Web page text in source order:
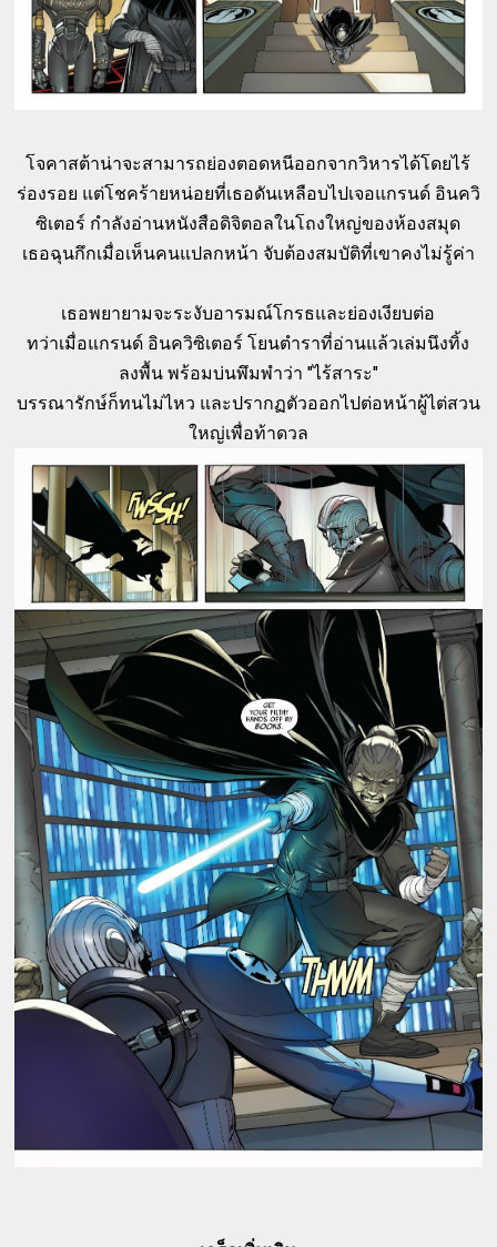
โจคาสต้าน่าจะสามารถย่องตอดหนีออกจากวิหารได้โดยไร้
ร่องรอย แต่โชคร้ายหน่อยที่เธอดันเหลือบไปเจอแกรนด์ อินควิ
ซิเตอร์ กำลังอ่านหนังสือดิจิตอลในโถงใหญ่ของห้องสมุด
เธอฉุนกึกเมื่อเห็นคนแปลกหน้า จับต้องสมบัติที่เขาคงไม่รู้ค่า
เธอพยายามจะระงับอารมณ์โกรธและย่องเงียบต่อ
ทว่าเมื่อแกรนด์ อินควิซิเตอร์ โยนตำราที่อ่านแล้วเล่มนึงทิ้ง
ลงพื้น พร้อมบ่นพึมพำว่า "ไร้สาระ"
บรรณารักษ์ก็ทนไม่ไหว และปรากฏตัวออกไปต่อหน้าผู้ไต่สวน
ใหญ่เพื่อท้าดวล